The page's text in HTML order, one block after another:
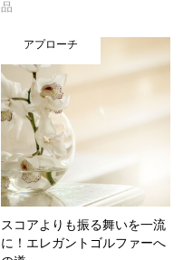
品
アプローチ
スコアよりも振る舞いを一流
に！エレガントゴルファーへ